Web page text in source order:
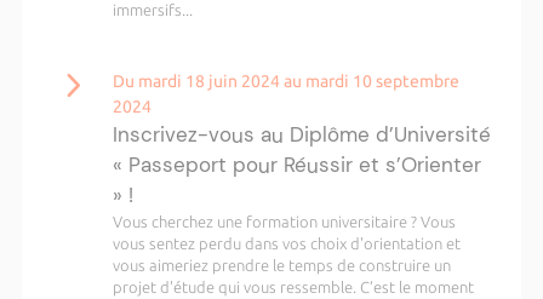
immersifs...
Du mardi 18 juin 2024 au mardi 10 septembre
2024
Inscrivez-vous au Diplôme d’Université
« Passeport pour Réussir et s’Orienter
» !
Vous cherchez une formation universitaire ? Vous
vous sentez perdu dans vos choix d'orientation et
vous aimeriez prendre le temps de construire un
projet d'étude qui vous ressemble. C’est le moment